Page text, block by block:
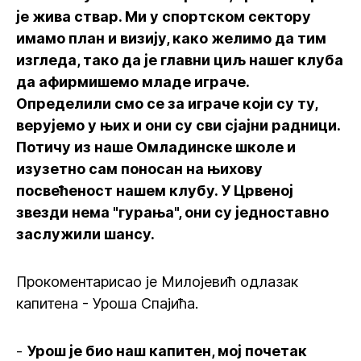
је жива ствар. Ми у спортском сектору
имамо план и визију, како желимо да тим
изгледа, тако да је главни циљ нашег клуба
да афирмишемо младе играче.
Определили смо се за играче који су ту,
верујемо у њих и они су сви сјајни радници.
Потичу из наше Oмладинске школе и
изузетно сам поносан на њихову
посвећеност нашем клубу. У Црвеној
звезди нема "гурања", они су једноставно
заслужили шансу.
Прокоментарисао је Милојевић одлазак
капитена - Уроша Спајића.
- Урош је био наш капитен, мој почетак